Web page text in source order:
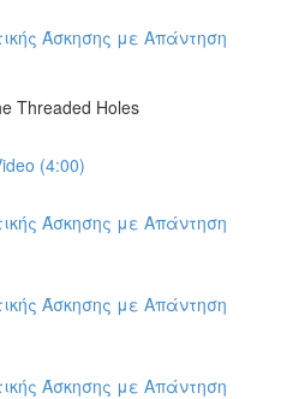
Άσκησης με Απάντηση
Threaded Holes
(4:00)
Άσκησης με Απάντηση
Άσκησης με Απάντηση
Άσκησης με Απάντηση